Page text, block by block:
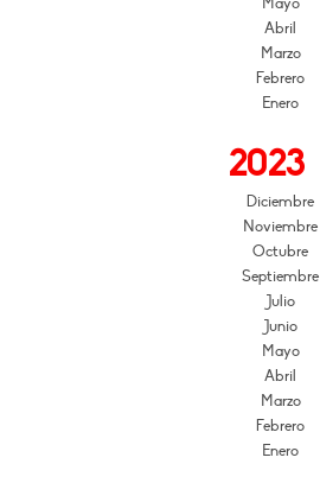
Abril
Marzo
Febrero
Enero
2023
Diciembre
Noviembre
Octubre
Septiembre
Julio
Junio
Mayo
Abril
Marzo
Febrero
Enero